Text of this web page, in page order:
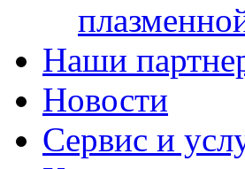
Наши
Новости
Сервис и